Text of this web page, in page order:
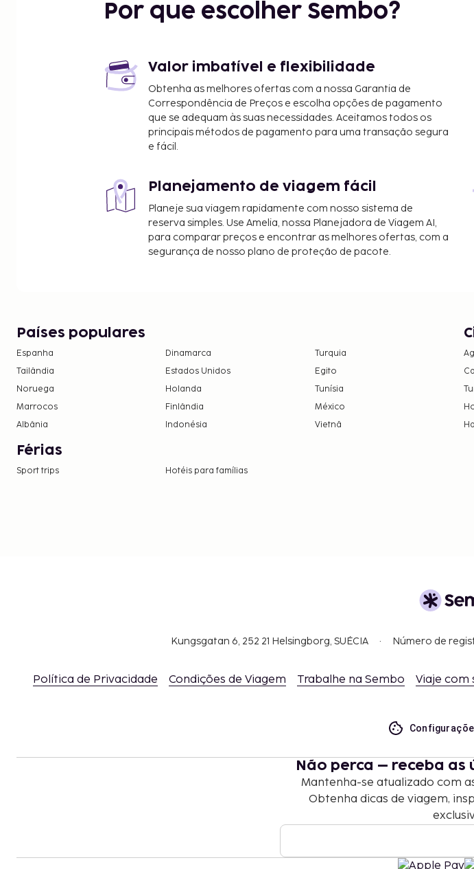
Por que escolher Sembo?
Valor imbatível e flexibilidade
Obtenha as melhores ofertas com a nossa Garantia de
Correspondência de Preços e escolha opções de pagamento
que se adequam às suas necessidades. Aceitamos todos os
principais métodos de pagamento para uma transação segura
e fácil.
Planejamento de viagem fácil
Planeje sua viagem rapidamente com nosso sistema de
reserva simples. Use Amelia, nossa Planejadora de Viagem AI,
para comparar preços e encontrar as melhores ofertas, com a
segurança de nosso plano de proteção de pacote.
Países populares
Espanha Dinamarca
Turquia
Tailândia
Estados Unidos
Egito
Noruega
Holanda
Tunísia
Marrocos
Finlândia
México
Albânia
Indonésia Vietnã
Férias
Sport trips Hotéis para famílias
Kungsgatan 6, 252 21 Helsingborg, SUÉCIA Número de
Política de Privacidade Condições de Viagem Trabalhe na Sembo Viaje com
Não perca – receba
Mantenha-se atualizado com
Obtenha dicas de viagem,